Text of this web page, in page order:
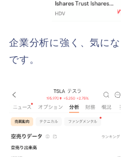
企業分析に強く、気に
です。